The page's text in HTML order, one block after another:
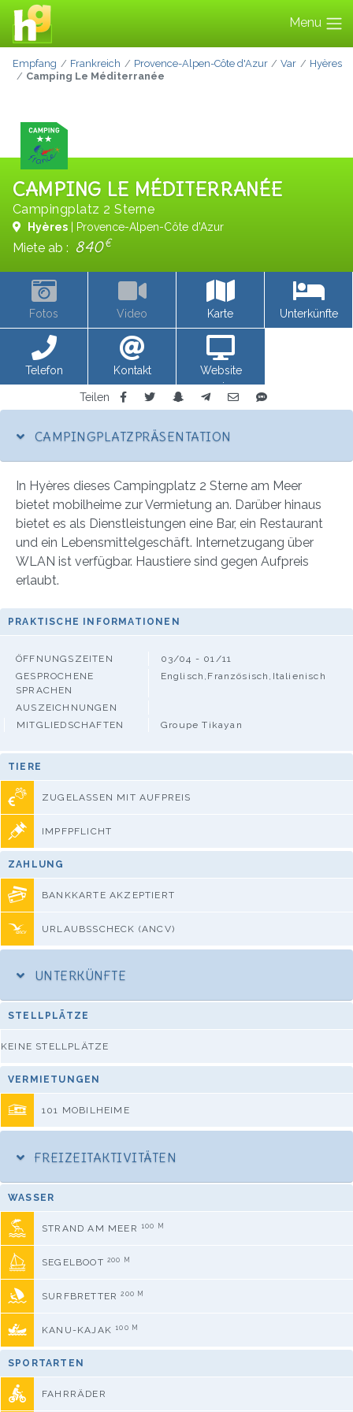
Menu
Empfang Frankreich Provence-Alpen-Côte d'Azur Var
Hyères
Camping Le Méditerranée
CAMPING LE MÉDITERRANÉE
Campingplatz 2 Sterne
Hyères | Provence-Alpen-Côte d'Azur
Miete ab : 840€
Fotos Video Karte Unterkünfte
Telefon Kontakt
Website
anzeigen
Teilen
CAMPINGPLATZPRÄSENTATION
In Hyères dieses Campingplatz 2 Sterne am Meer
bietet mobilheime zur Vermietung an. Darüber hinaus
bietet es als Dienstleistungen eine Bar, ein Restaurant
und ein Lebensmittelgeschäft. Internetzugang über
WLAN ist verfügbar. Haustiere sind gegen Aufpreis
erlaubt.
PRAKTISCHE INFORMATIONEN
ÖFFNUNGSZEITEN
03/04 - 01/11
GESPROCHENE
SPRACHEN
Englisch,Französisch,Italienisch
AUSZEICHNUNGEN
MITGLIEDSCHAFTEN
Groupe Tikayan
TIERE
ZUGELASSEN MIT AUFPREIS
IMPFPFLICHT
ZAHLUNG
BANKKARTE AKZEPTIERT
URLAUBSSCHECK (ANCV)
UNTERKÜNFTE
STELLPLÄTZE
KEINE STELLPLÄTZE
VERMIETUNGEN
101 MOBILHEIME
FREIZEITAKTIVITÄTEN
WASSER
STRAND AM MEER 100 M
SEGELBOOT 200 M
SURFBRETTER200 M
KANU-KAJAK 100 M
SPORTARTEN
FAHRRÄDER